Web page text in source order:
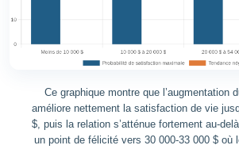
Ce graphique montre que l’augmentation
améliore nettement la satisfaction de vie
$, puis la relation s’atténue fortement au-
un point de félicité vers 30 000-33 000 $ où